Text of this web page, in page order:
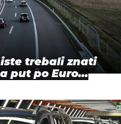
trebali znati
put po Euro…